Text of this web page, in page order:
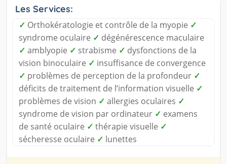
Les Services:
✓ Orthokératologie et contrôle de la myopie ✓
syndrome oculaire ✓ dégénérescence maculaire
✓ amblyopie ✓ strabisme ✓ dysfonctions de la
vision binoculaire ✓ insuffisance de convergence
✓ problèmes de perception de la profondeur ✓
déficits de traitement de l’information visuelle ✓
problèmes de vision ✓ allergies oculaires ✓
syndrome de vision par ordinateur ✓ examens
de santé oculaire ✓ thérapie visuelle ✓
sécheresse oculaire ✓ lunettes